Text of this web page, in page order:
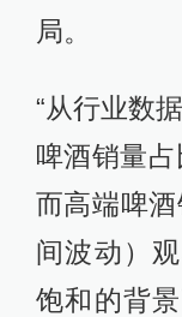
局。
“从行业数
啤酒销量占
而高端啤
间波动）
饱和的背